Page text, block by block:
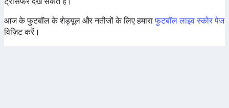
आज के फुटबॉल के शेड्यूल और नतीजों के लिए हमाराफुटबॉल लाइव स्कोर पेज
विज़िट करें।